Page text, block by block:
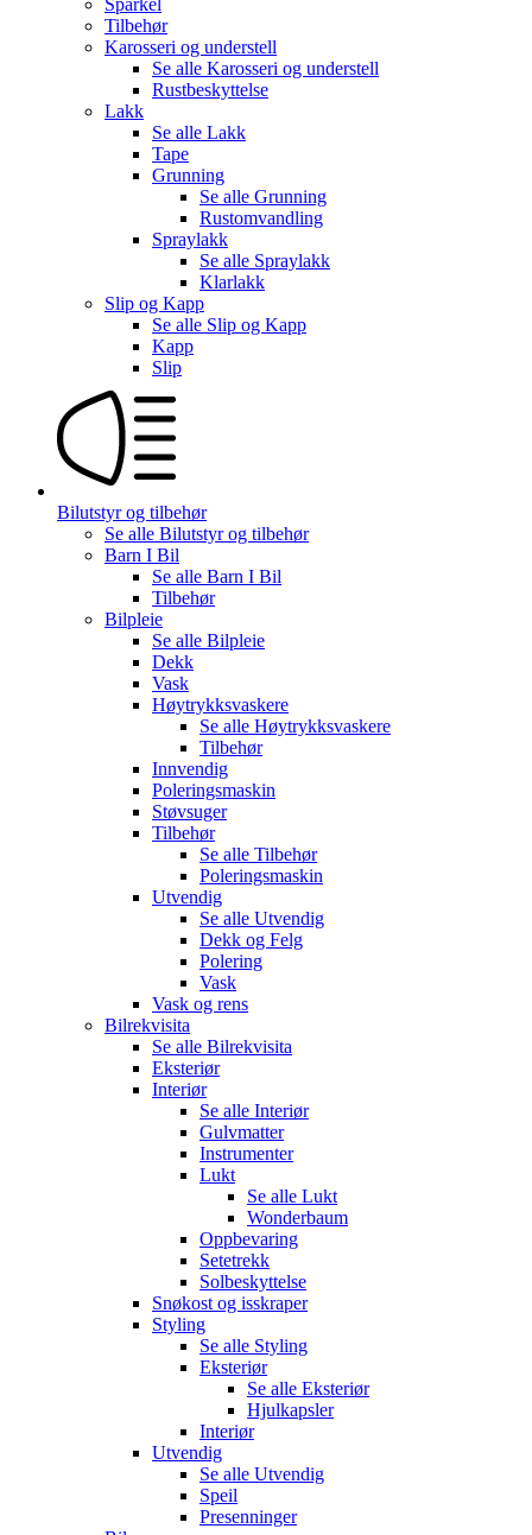
Tilbehør
Karosseri og understell
Se alle Karosseri og understell
Rustbeskyttelse
Lakk
Se alle Lakk
Tape
Grunning
Se alle Grunning
Rustomvandling
Spraylakk
Se alle Spraylakk
Klarlakk
Slip og Kapp
Se alle Slip og Kapp
Kapp
Slip
Bilutstyr og tilbehør
Se alle Bilutstyr og tilbehør
Barn I Bil
Se alle Barn I Bil
Tilbehør
Bilpleie
Se alle Bilpleie
Dekk
Vask
Høytrykksvaskere
Se alle Høytrykksvaskere
Tilbehør
Innvendig
Poleringsmaskin
Støvsuger
Tilbehør
Se alle Tilbehør
Poleringsmaskin
Utvendig
Se alle Utvendig
Dekk og Felg
Polering
Vask
Vask og rens
Bilrekvisita
Se alle Bilrekvisita
Eksteriør
Interiør
Se alle Interiør
Gulvmatter
Instrumenter
Lukt
Se alle Lukt
Wonderbaum
Oppbevaring
Setetrekk
Solbeskyttelse
Snøkost og isskraper
Styling
Se alle Styling
Eksteriør
Se alle Eksteriør
Hjulkapsler
Interiør
Utvendig
Se alle Utvendig
Speil
Presenninger